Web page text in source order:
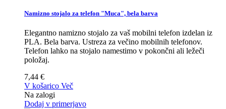
Namizno stojalo za telefon "Muca", bela barva
Elegantno namizno stojalo za vaš mobilni telefon izdelan iz
PLA. Bela barva. Ustreza za večino mobilnih telefonov.
Telefon lahko na stojalo namestimo v pokončni ali ležeči
položaj.
7,44 €
V košarico Več
Na zalogi
Dodaj v primerjavo